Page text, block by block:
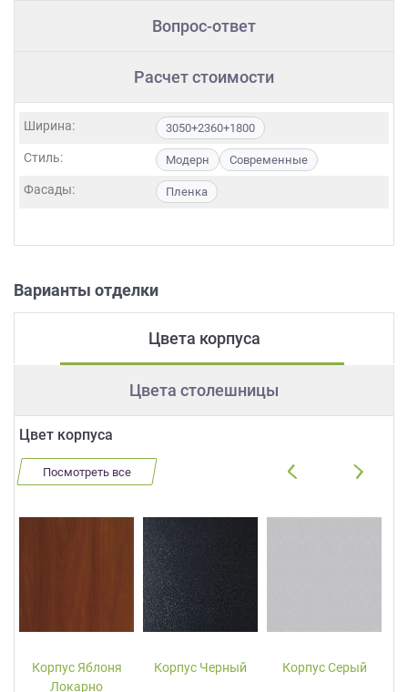
Вопрос-ответ
Расчет стоимости
Ширина: 3050+2360+1800
Стиль: Модерн Современные
Фасады: Пленка
Варианты отделки
Цвета корпуса
Цвета столешницы
Цвет корпуса
Посмотреть все
Корпус Яблоня
Локарно
Корпус Черный Корпус Серый